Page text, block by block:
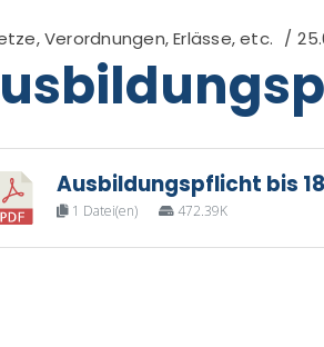
Verordnungen, Erlässe, etc.
Ausbildungspflicht bis
1 Datei(en) 472.39K